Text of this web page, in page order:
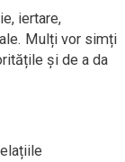
iertare,
Mulți vor simți
și de a da